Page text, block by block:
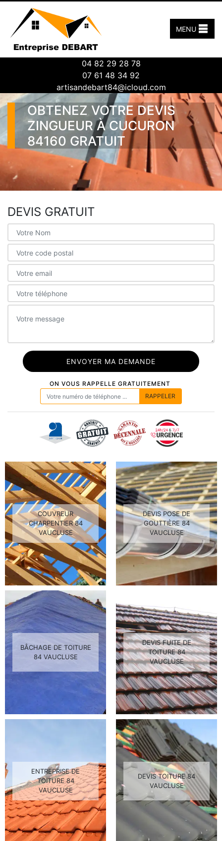
04 82 29 28 78
07 61 48 34 92
artisandebart84@icloud.com
MENU
OBTENEZ VOTRE DEVIS
ZINGUEUR À CUCURON
84160 GRATUIT
DEVIS GRATUIT
ON VOUS RAPPELLE GRATUITEMENT
COUVREUR
CHARPENTIER 84
VAUCLUSE
DEVIS POSE DE
GOUTTIÈRE 84
VAUCLUSE
BÂCHAGE DE TOITURE
84 VAUCLUSE
DEVIS FUITE DE
TOITURE 84
VAUCLUSE
ENTREPRISE DE
TOITURE 84
VAUCLUSE
DEVIS TOITURE 84
VAUCLUSE